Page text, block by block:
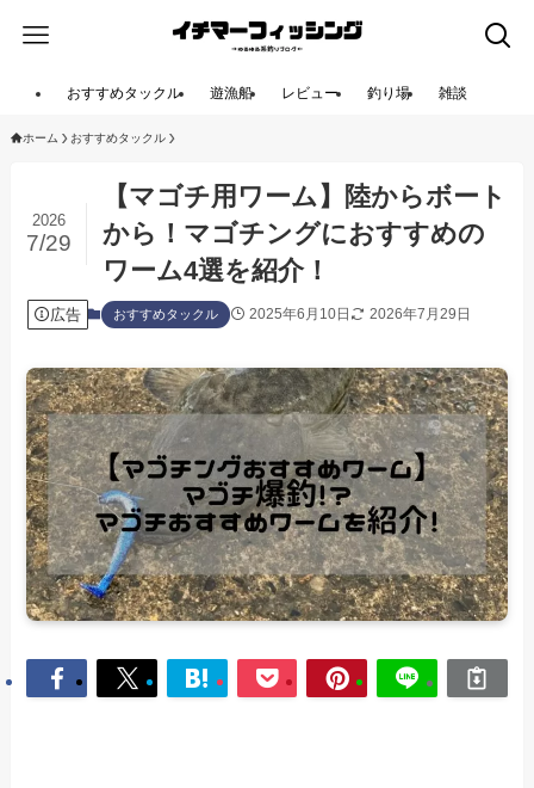
おすすめタックル 遊漁船 レビュー 釣り場 雑談
ホーム おすすめタックル
【マゴチ用ワーム】陸からボート
から！マゴチングにおすすめの
ワーム4選を紹介！
2026
7/29
広告 おすすめタックル 2025年6月10日 2026年7月29日